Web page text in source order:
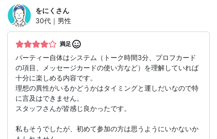
をにく さん
30代｜男性
満足
パーティー自体はシステム（トーク時間3分、プロフカード
の項目、メッセージカードの使い方など）を理解していれば
十分に楽しめる内容です。
理想の異性がいるかどうかはタイミングと運しだいなので特
に言及はできません。
スタッフさんが皆感じ良かったです。
私もそうでしたが、初めて参加の方は思うようにいかないか